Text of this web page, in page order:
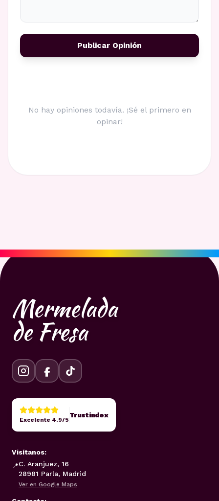
Publicar Opinión
No hay opiniones todavía. ¡Sé el primero en
opinar!
Mermelada
de Fresa
Excelente 4.9/5
Trustindex
Visítanos:
📍C. Aranjuez, 16
28981 Parla, Madrid
Ver en Google Maps